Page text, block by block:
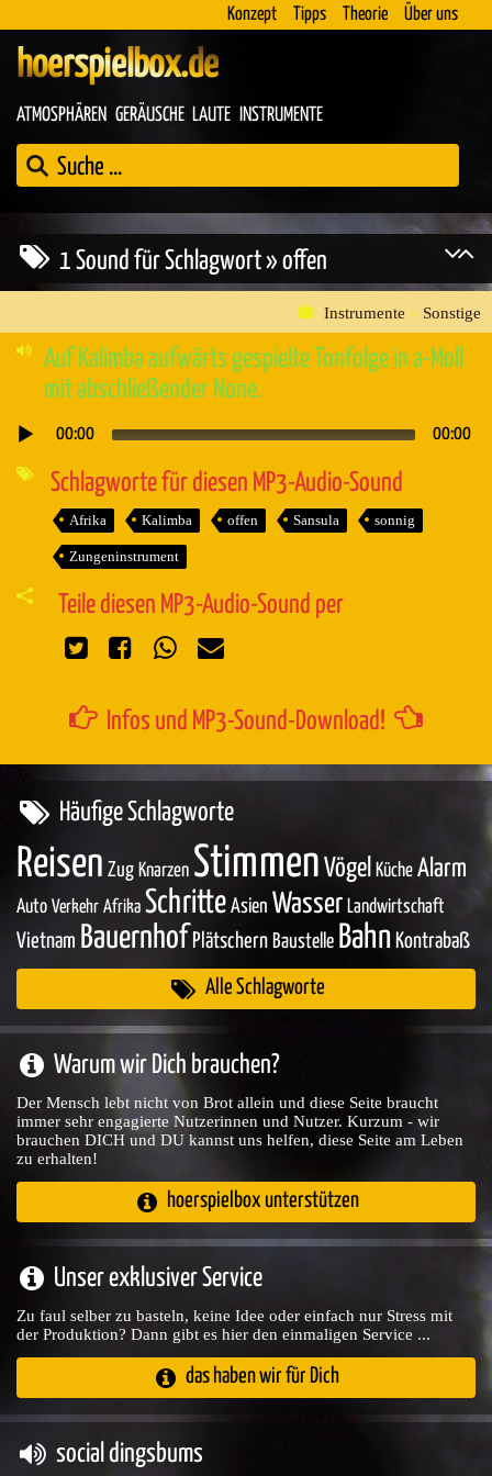
Konzept Tipps Theorie Über uns
hoerspielbox.de
ATMOSPHÄREN GERÄUSCHE LAUTE INSTRUMENTE
1 Sound für Schlagwort » offen
Instrumente » Sonstige
Auf Kalimba aufwärts gespielte Tonfolge in a-Moll
mit abschließender None.
Audio-
00:00 00:00
Schlagworte für diesen MP3-Audio-Sound
Afrika Kalimba offen Sansula sonnig
Zungeninstrument
Teile diesen MP3-Audio-Sound per
Infos und MP3-Sound-Download!
Häufige Schlagworte
Reisen Zug Knarzen Stimmen Vögel Küche Alarm
Auto Verkehr Afrika Schritte Asien Wasser Landwirtschaft
Vietnam Bauernhof Plätschern Baustelle Bahn Kontrabaß
Alle Schlagworte
Warum wir Dich brauchen?
Der Mensch lebt nicht von Brot allein und diese Seite braucht
immer sehr engagierte Nutzerinnen und Nutzer. Kurzum - wir
brauchen DICH und DU kannst uns helfen, diese Seite am Leben
zu erhalten!
hoerspielbox unterstützen
Unser exklusiver Service
Zu faul selber zu basteln, keine Idee oder einfach nur Stress mit
der Produktion? Dann gibt es hier den einmaligen Service ...
das haben wir für Dich
social dingsbums